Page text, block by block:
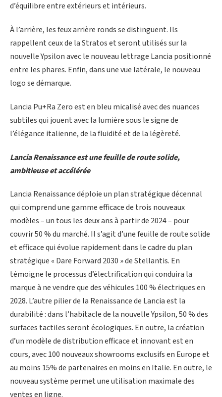
d’équilibre entre extérieurs et intérieurs.
À l’arrière, les feux arrière ronds se distinguent. Ils
rappellent ceux de la Stratos et seront utilisés sur la
nouvelle Ypsilon avec le nouveau lettrage Lancia positionné
entre les phares. Enfin, dans une vue latérale, le nouveau
logo se démarque.
Lancia Pu+Ra Zero est en bleu micalisé avec des nuances
subtiles qui jouent avec la lumière sous le signe de
l’élégance italienne, de la fluidité et de la légèreté.
Lancia Renaissance est une feuille de route solide,
ambitieuse et accélérée
Lancia Renaissance déploie un plan stratégique décennal
qui comprend une gamme efficace de trois nouveaux
modèles – un tous les deux ans à partir de 2024 – pour
couvrir 50 % du marché. Il s’agit d’une feuille de route solide
et efficace qui évolue rapidement dans le cadre du plan
stratégique « Dare Forward 2030 » de Stellantis. En
témoigne le processus d’électrification qui conduira la
marque à ne vendre que des véhicules 100 % électriques en
2028. L’autre pilier de la Renaissance de Lancia est la
durabilité : dans l’habitacle de la nouvelle Ypsilon, 50 % des
surfaces tactiles seront écologiques. En outre, la création
d’un modèle de distribution efficace et innovant est en
cours, avec 100 nouveaux showrooms exclusifs en Europe et
au moins 15% de partenaires en moins en Italie. En outre, le
nouveau système permet une utilisation maximale des
ventes en ligne.